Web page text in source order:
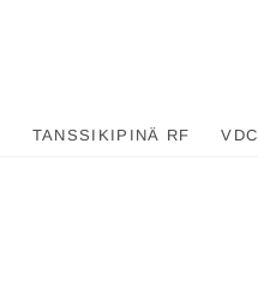
TANSSIKIPINÄ RF VDC